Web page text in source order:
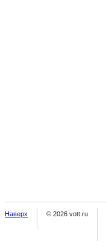
Наверх © 2026 vott.ru